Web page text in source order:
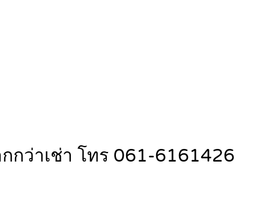
กว่าเช่า โทร 061-6161426